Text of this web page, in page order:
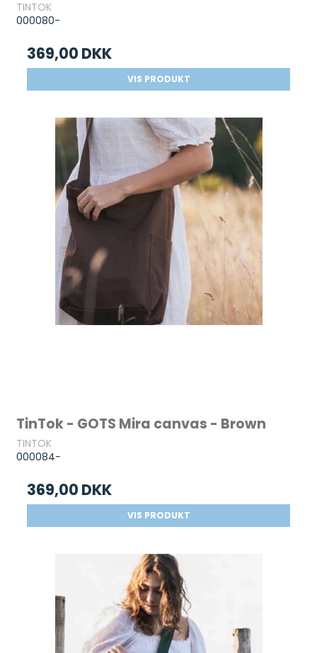
TINTOK
000080-
369,00 DKK
VIS PRODUKT
TinTok - GOTS Mira canvas - Brown
TINTOK
000084-
369,00 DKK
VIS PRODUKT